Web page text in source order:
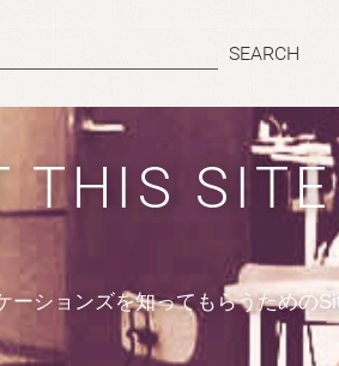
THIS SITE
ーションズを知ってもらうための